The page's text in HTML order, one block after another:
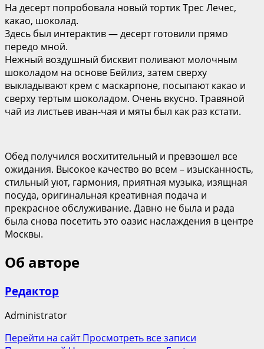
На десерт попробовала новый тортик Трес Лечес,
какао, шоколад.
Здесь был интерактив — десерт готовили прямо
передо мной.
Нежный воздушный бисквит поливают молочным
шоколадом на основе Бейлиз, затем сверху
выкладывают крем с маскарпоне, посыпают какао и
сверху тертым шоколадом. Очень вкусно. Травяной
чай из листьев иван-чая и мяты был как раз кстати.
Обед получился восхитительный и превзошел все
ожидания. Высокое качество во всем – изысканность,
стильный уют, гармония, приятная музыка, изящная
посуда, оригинальная креативная подача и
прекрасное обслуживание. Давно не была и рада
была снова посетить это оазис наслаждения в центре
Москвы.
Об авторе
Редактор
Administrator
Перейти на сайтПросмотреть все записи